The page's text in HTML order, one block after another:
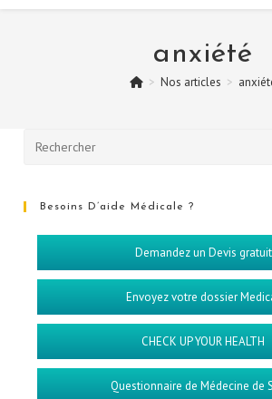
anxiété
> Nos articles >
Besoins D’aide Médicale ?
Demandez un Devis gratuit
Envoyez votre dossier
CHECK UP YOUR HEALTH
Questionnaire de Médecine de